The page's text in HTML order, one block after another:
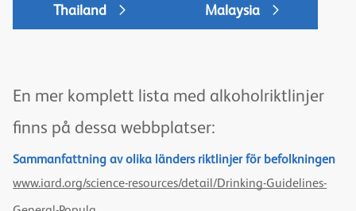
Thailand Malaysia
En mer komplett lista med alkoholriktlinjer
finns på dessa webbplatser:
Sammanfattning av olika länders riktlinjer för befolkningen
www.iard.org/science-resources/detail/Drinking-Guidelines-